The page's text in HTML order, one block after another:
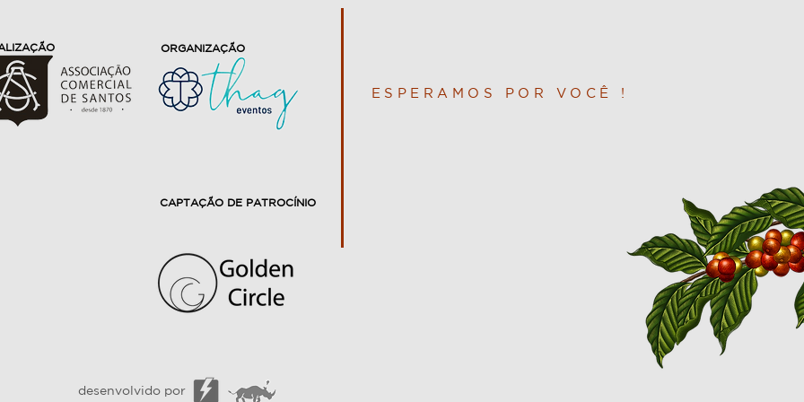
ORGANIZAÇÃO
CAPTAÇÃO DE PATROCÍNIO
ESPERAMOS POR VOCÊ !
desenvolvido por